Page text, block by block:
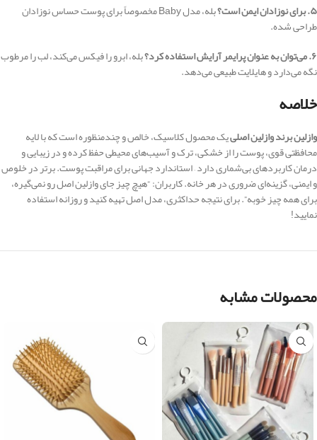
۵. برای نوزادان ایمن است؟
بله، مدل Baby مخصوصاً برای پوست حساس نوزادان
طراحی شده.
۶. می‌توان به عنوان پرایمر آرایش استفاده کرد؟
بله، ابرو را فیکس می‌کند، لب را مرطوب
نگه می‌دارد و هایلایت طبیعی می‌دهد.
خلاصه
وازلین برند وازلین اصلییک محصول کلاسیک، خالص و چندمنظوره است که با لایه
محافظتی قوی، پوست را از خشکی، ترک و آسیب‌های محیطی حفظ کرده و در زیبایی و
درمان کاربردهای بی‌شماری دارد – استاندارد جهانی برای مراقبت پوست. برتر در خلوص
و ایمنی، گزینه‌ای ضروری در هر خانه. کاربران: “هیچ چیز جای وازلین اصل رو نمی‌گیره،
برای همه چیز خوبه”. برای نتیجه حداکثری، مدل اصل تهیه کنید و روزانه استفاده
نمایید!
محصولات مشابه